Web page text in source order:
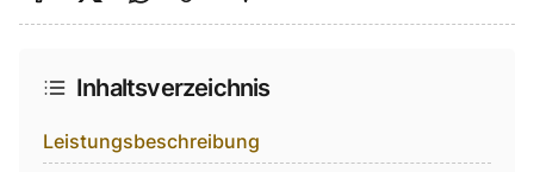
Auf Facebook teilen
Auf Twitter teilen
Per Link teilen
shareViaEmail
Inhaltsverzeichnis
Leistungsbeschreibung